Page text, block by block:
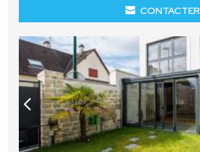
CONTACTER